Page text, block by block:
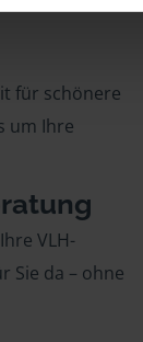
für schönere
um Ihre
VLH-
Sie da – ohne